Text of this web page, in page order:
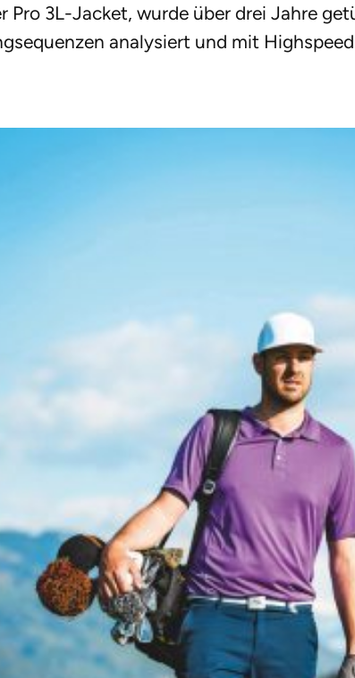
Pro 3L-Jacket, wurde über drei Jahre
analysiert und mit